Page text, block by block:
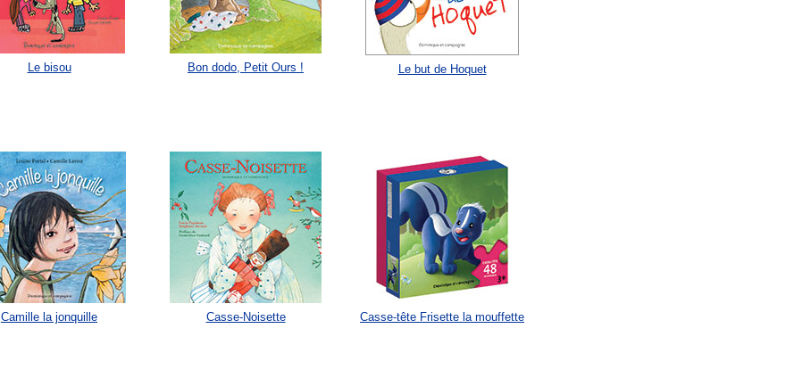
Le bisou Bon dodo, Petit Ours ! Le but de Hoquet
Camille la jonquille Casse-Noisette Casse-tête Frisette la mouffette